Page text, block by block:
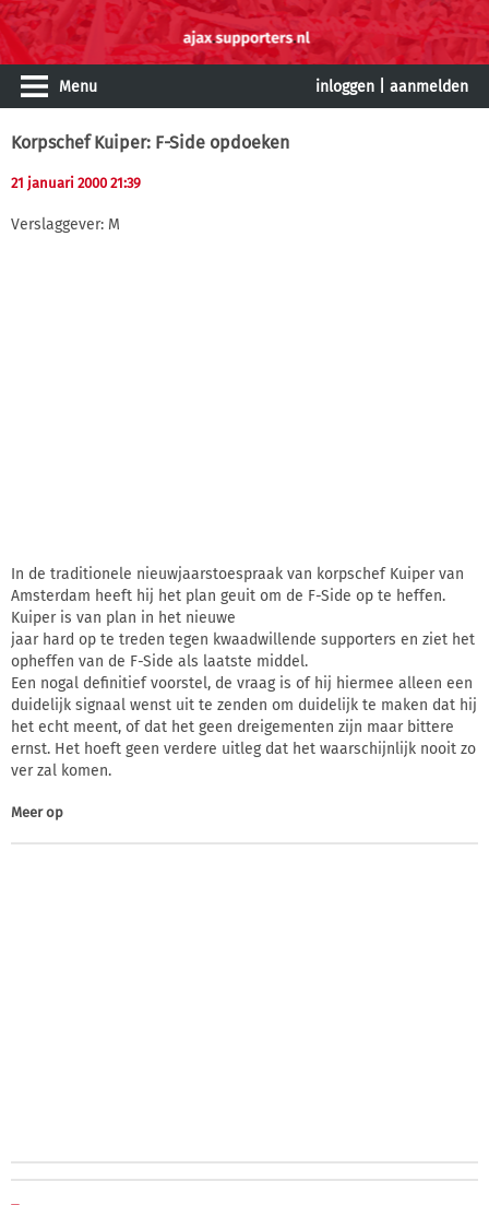
Menu inloggen aanmelden
Korpschef Kuiper: F-Side opdoeken
21 januari 2000 21:39
Verslaggever: M
In de traditionele nieuwjaarstoespraak van korpschef Kuiper van
Amsterdam heeft hij het plan geuit om de F-Side op te heffen.
Kuiper is van plan in het nieuwe
jaar hard op te treden tegen kwaadwillende supporters en ziet het
opheffen van de F-Side als laatste middel.
Een nogal definitief voorstel, de vraag is of hij hiermee alleen een
duidelijk signaal wenst uit te zenden om duidelijk te maken dat hij
het echt meent, of dat het geen dreigementen zijn maar bittere
ernst. Het hoeft geen verdere uitleg dat het waarschijnlijk nooit zo
ver zal komen.
Meer op